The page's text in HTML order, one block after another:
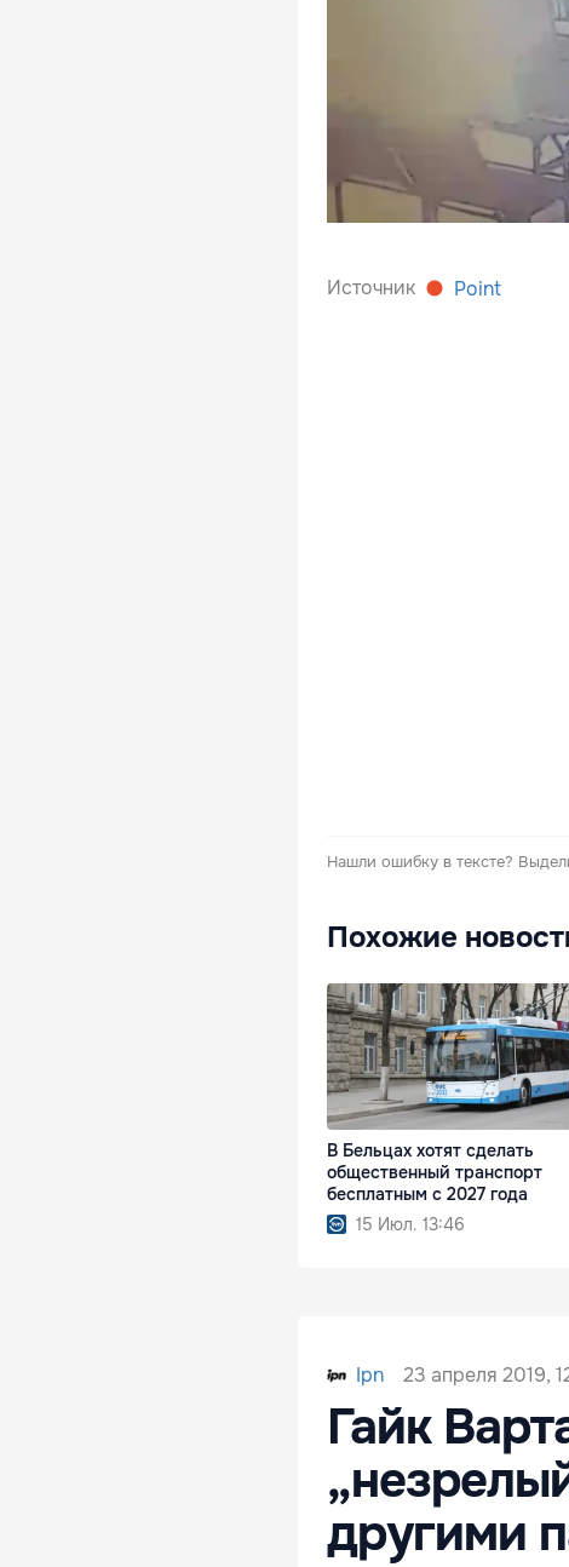
Источник Point
Нашли ошибку в тексте?
Похожие
В Бельцах хотят сделать
общественный транспорт
бесплатным с 2027 года
15 Июл. 13:46
Ipn 23 апреля 2019,
Гайк
другими